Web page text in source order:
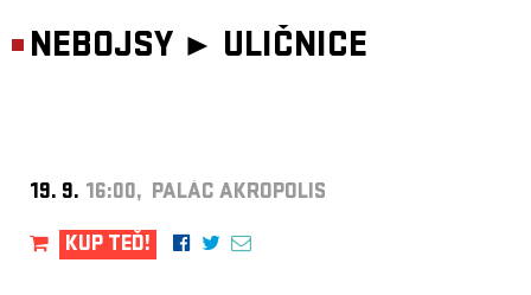
NEBOJSY ► ULIČNICE
19. 9. 16:00, PALÁC AKROPOLIS
KUP TEĎ!